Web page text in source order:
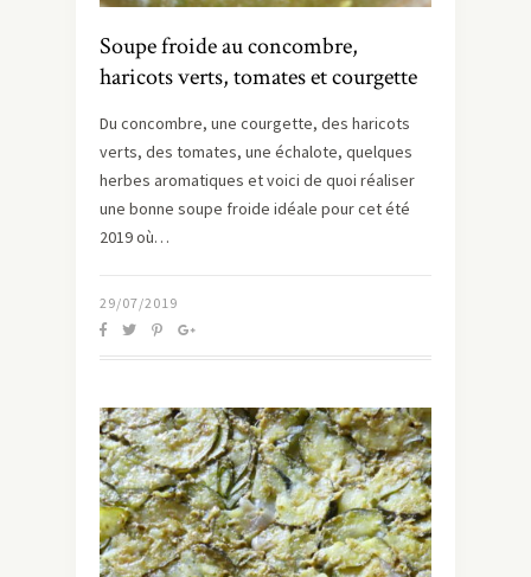
Soupe froide au concombre,
haricots verts, tomates et courgette
Du concombre, une courgette, des haricots
verts, des tomates, une échalote, quelques
herbes aromatiques et voici de quoi réaliser
une bonne soupe froide idéale pour cet été
2019 où…
29/07/2019